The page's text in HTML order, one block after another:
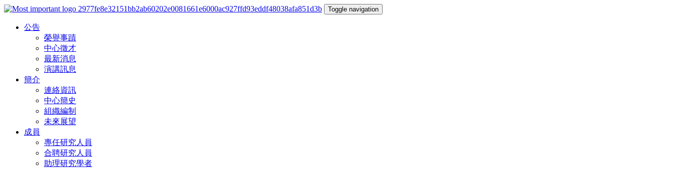
Toggle navigation
公告
榮譽事蹟
中心徵才
最新消息
演講訊息
簡介
連絡資訊
中心簡史
組織編制
未來展望
成員
專任研究人員
合聘研究人員
助理研究學者